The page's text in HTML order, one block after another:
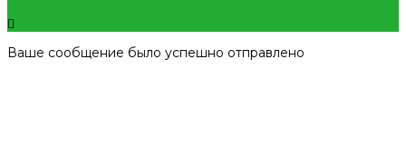
Ваше сообщение было успешно отправлено